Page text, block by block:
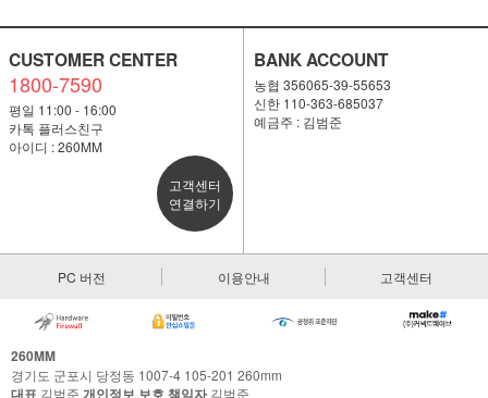
CUSTOMER CENTER
1800-7590
평일 11:00 - 16:00
카톡 플러스친구
아이디 : 260MM
고객센터
연결하기
BANK ACCOUNT
농협 356065-39-55653
신한 110-363-685037
예금주 : 김범준
PC 버전 이용안내 고객센터
260MM
경기도 군포시 당정동 1007-4 105-201 260mm
대표 김범준 개인정보 보호 책임자김범준